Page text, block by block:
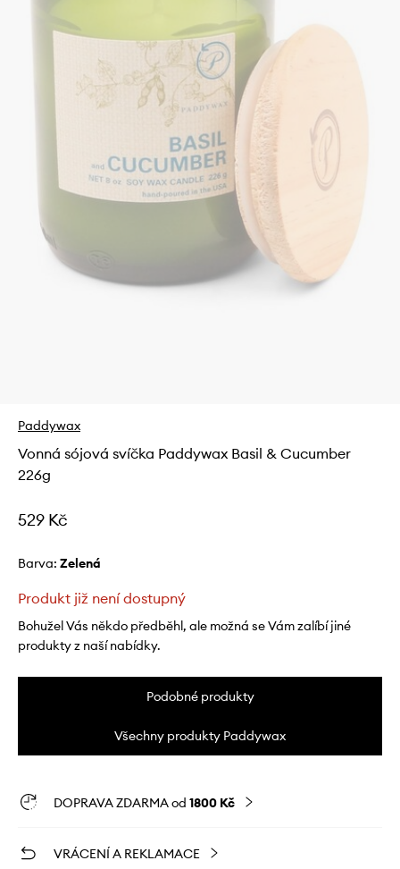
Paddywax
Vonná sójová svíčka Paddywax Basil & Cucumber
226g
529 Kč
Barva: zelená
Produkt již není dostupný
Bohužel Vás někdo předběhl, ale možná se Vám zalíbí jiné
produkty z naší nabídky.
Podobné produkty
Všechny produkty Paddywax
DOPRAVA ZDARMA od 1800 Kč
VRÁCENÍ A REKLAMACE